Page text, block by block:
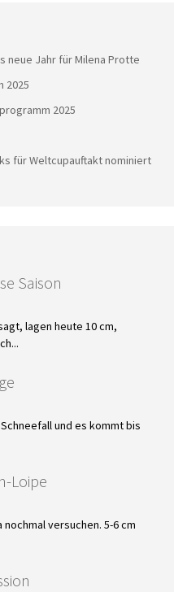
neue Jahr für Milena Protte
2025
2025
für Weltcupauftakt nominiert
Saison
lagen heute 10 cm,
und es kommt bis
Loipe
versuchen. 5-6 cm